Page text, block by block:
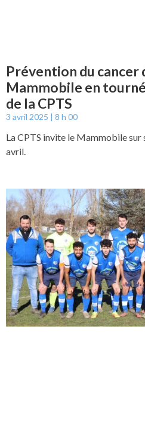
Prévention du cancer
Mammobile en
de la CPTS
3 avril 2025 8 h 00
La CPTS invite le Mammobile sur
avril.